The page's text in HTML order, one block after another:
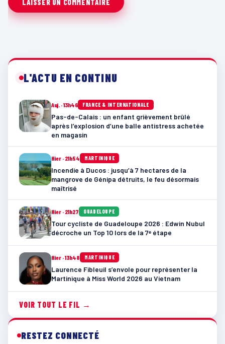
L'ACTU EN CONTINU
Auj. · 13h46 FRANCE & INTERNATIONALE
Pas-de-Calais : un enfant grièvement brûlé
après l’explosion d’une balle antistress achetée
en magasin
Hier · 21h54 MARTINIQUE
Incendie à Ducos : jusqu’à 7 hectares de la
mangrove de Génipa détruits, le feu désormais
maîtrisé
Hier · 21h27 GUADELOUPE
Tour cycliste de Guadeloupe 2026 : Edwin Nubul
décroche un Top 10 lors de la 7ᵉ étape
Hier · 13h48 MARTINIQUE
Laurence Fibleuil s’envole pour représenter la
Martinique à Miss World 2026 au Vietnam
VOIR TOUT LE FIL →
RESTEZ CONNECTÉ